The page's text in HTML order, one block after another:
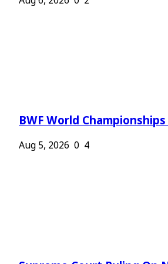
BWF World Championships
Aug 5, 2026 0 4